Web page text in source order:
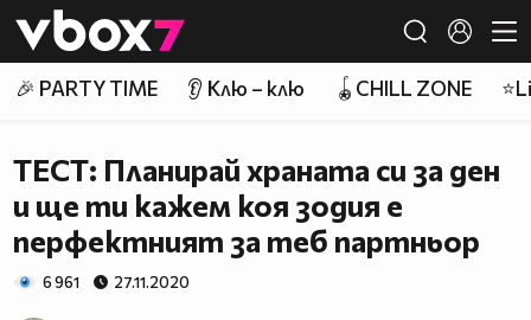
👾
🎉 PARTY TIME 👂 Клю – клю 🪀CHILL ZONE
ТЕСТ: Планирай храната си за ден
и ще ти кажем коя зодия е
перфектният за теб партньор
6 961 27.11.2020